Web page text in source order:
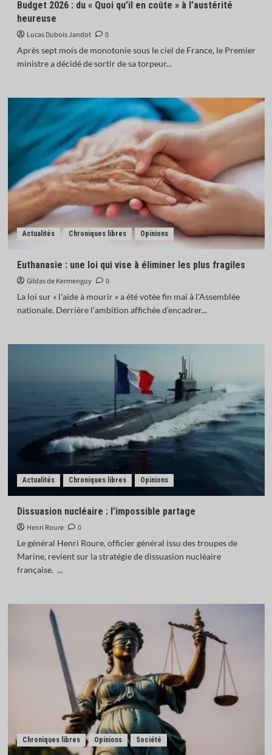
Budget 2026 : du « Quoi qu’il en coûte » à l’austérité
heureuse
Lucas Dubois Jandot
0
Après sept mois de monotonie sous le ciel de France, le Premier
ministre a décidé de sortir de sa torpeur...
Actualités Chroniques libres Opinions
Euthanasie : une loi qui vise à éliminer les plus fragiles
Gildas de Kermenguy
0
La loi sur « l'aide à mourir » a été votée fin mai à l'Assemblée
nationale. Derrière l’ambition affichée d’encadrer...
Actualités Chroniques libres Opinions
Dissuasion nucléaire : l’impossible partage
Henri Roure
0
Le général Henri Roure, officier général issu des troupes de
Marine, revient sur la stratégie de dissuasion nucléaire
française. ...
Chroniques libres Opinions Société